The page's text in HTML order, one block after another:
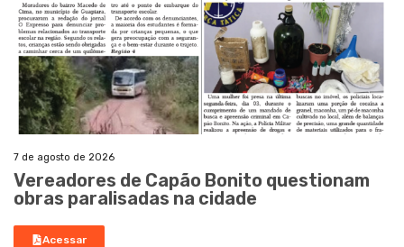
7 de agosto de 2026
Vereadores de Capão Bonito questionam
obras paralisadas na cidade
Acessar